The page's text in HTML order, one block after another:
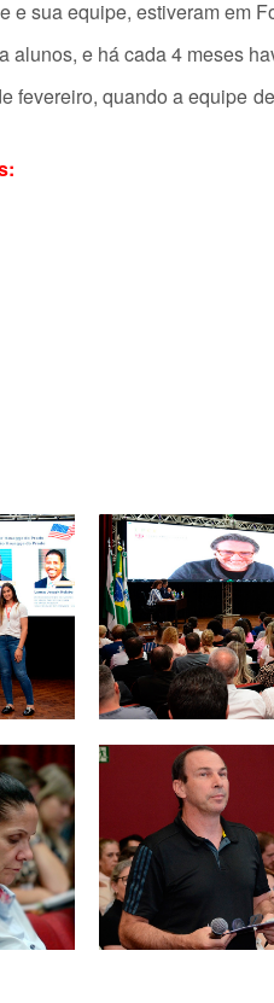
e sua equipe, estiveram em
alunos, e há cada 4 meses
fevereiro, quando a equipe